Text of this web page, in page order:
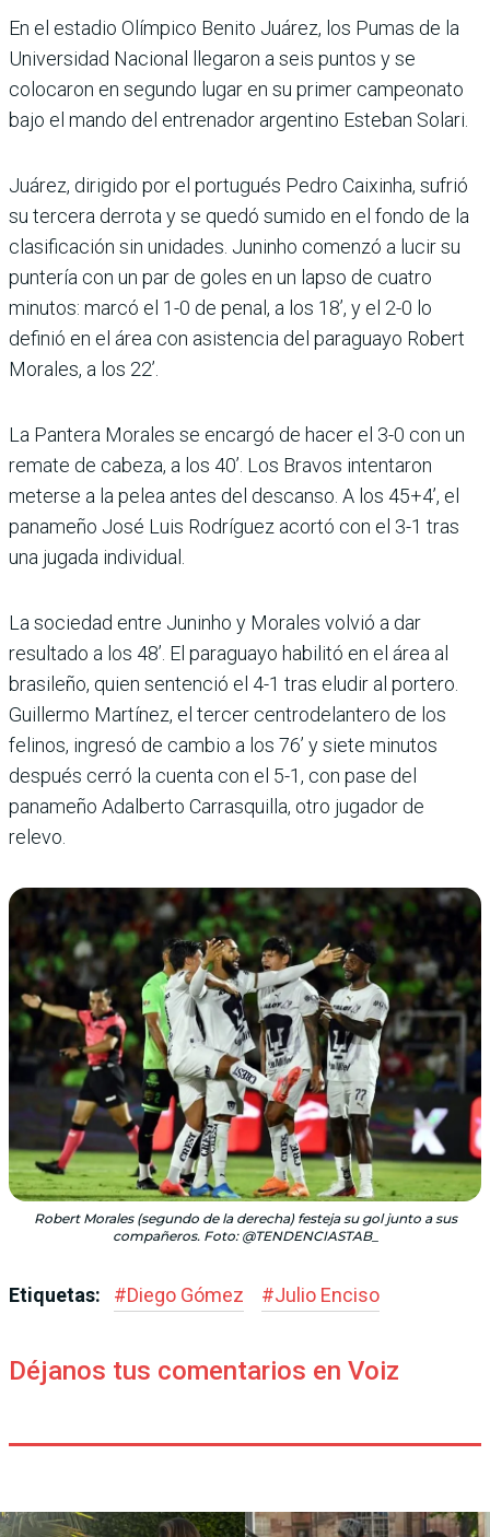
En el estadio Olímpico Benito Juárez, los Pumas de la
Universidad Nacional llegaron a seis puntos y se
colocaron en segundo lugar en su primer campeonato
bajo el mando del entrenador argentino Esteban Solari.
Juárez, dirigido por el portugués Pedro Caixinha, sufrió
su tercera derrota y se quedó sumido en el fondo de la
clasificación sin unidades. Juninho comenzó a lucir su
puntería con un par de goles en un lapso de cuatro
minutos: marcó el 1-0 de penal, a los 18’, y el 2-0 lo
definió en el área con asistencia del paraguayo Robert
Morales, a los 22’.
La Pantera Morales se encargó de hacer el 3-0 con un
remate de cabeza, a los 40’. Los Bravos intentaron
meterse a la pelea antes del descanso. A los 45+4’, el
panameño José Luis Rodríguez acortó con el 3-1 tras
una jugada individual.
La sociedad entre Juninho y Morales volvió a dar
resultado a los 48’. El paraguayo habilitó en el área al
brasileño, quien sentenció el 4-1 tras eludir al portero.
Guillermo Martínez, el tercer centrodelantero de los
felinos, ingresó de cambio a los 76’ y siete minutos
después cerró la cuenta con el 5-1, con pase del
panameño Adalberto Carrasquilla, otro jugador de
relevo.
Robert Morales (segundo de la derecha) festeja su gol junto a sus
compañeros. Foto: @TENDENCIASTAB_
Etiquetas: #Diego Gómez #Julio Enciso
Déjanos tus comentarios en Voiz